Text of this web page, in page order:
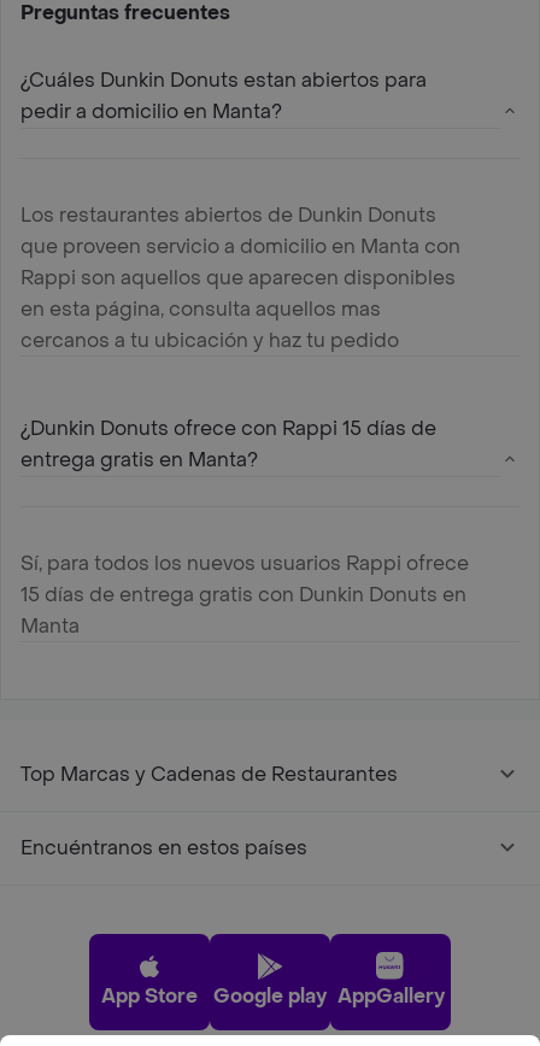
Preguntas frecuentes
¿Cuáles Dunkin Donuts estan abiertos para
pedir a domicilio en Manta?
Los restaurantes abiertos de Dunkin Donuts
que proveen servicio a domicilio en Manta con
Rappi son aquellos que aparecen disponibles
en esta página, consulta aquellos mas
cercanos a tu ubicación y haz tu pedido
¿Dunkin Donuts ofrece con Rappi 15 días de
entrega gratis en Manta?
Sí, para todos los nuevos usuarios Rappi ofrece
15 días de entrega gratis con Dunkin Donuts en
Manta
Top Marcas y Cadenas de Restaurantes
Encuéntranos en estos países
App Store Google play AppGallery